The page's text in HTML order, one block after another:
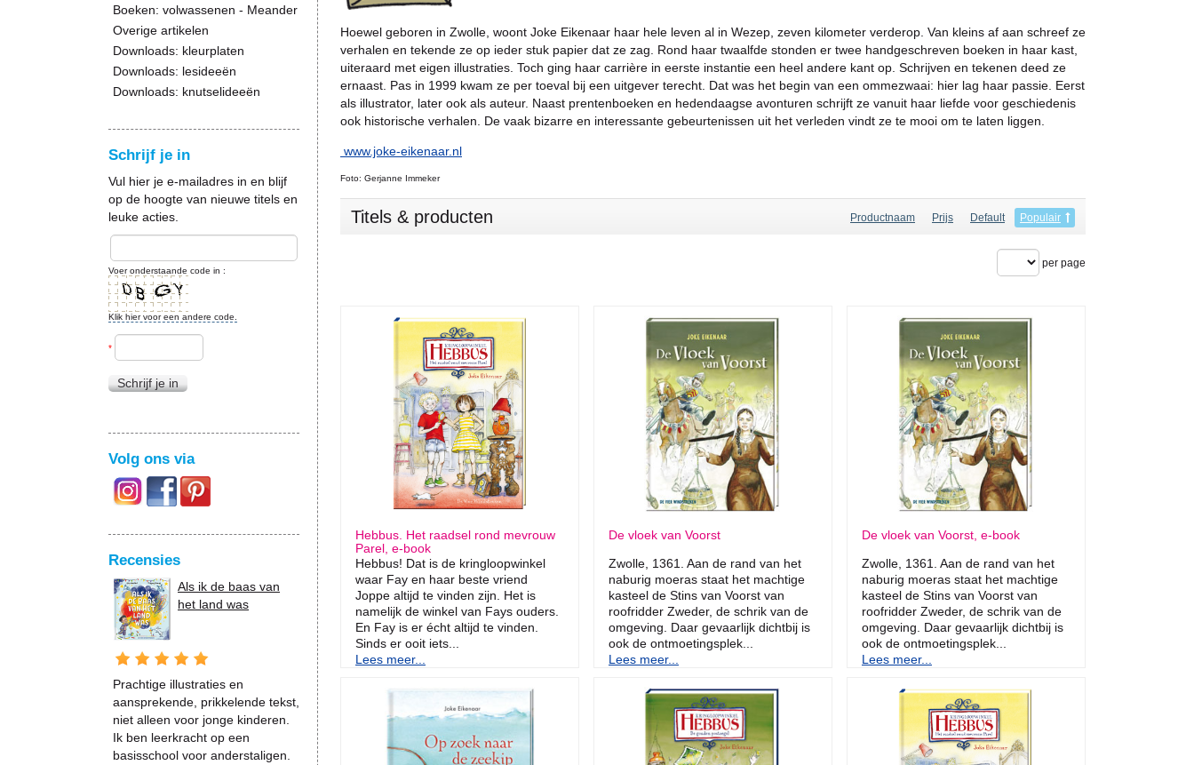
Hoewel geboren in Zwolle, woont Joke Eikenaar haar hele leven al in Wezep, zeven kilometer verderop. Van kleins af aan schreef ze
verhalen en tekende ze op ieder stuk papier dat ze zag. Rond haar twaalfde stonden er twee handgeschreven boeken in haar kast,
uiteraard met eigen illustraties. Toch ging haar carrière in eerste instantie een heel andere kant op. Schrijven en tekenen deed ze
ernaast. Pas in 1999 kwam ze per toeval bij een uitgever terecht. Dat was het begin van een ommezwaai: hier lag haar passie. Eerst
als illustrator, later ook als auteur. Naast prentenboeken en hedendaagse avonturen schrijft ze vanuit haar liefde voor geschiedenis
ook historische verhalen. De vaak bizarre en interessante gebeurtenissen uit het verleden vindt ze te mooi om te laten liggen.
www.joke-eikenaar.nl
Foto: Gerjanne Immeker
Titels & producten Productnaam Prijs Default Populair
per page
Hebbus. Het raadsel rond mevrouw
Parel, e-book
Hebbus! Dat is de kringloopwinkel
waar Fay en haar beste vriend
Joppe altijd te vinden zijn. Het is
namelijk de winkel van Fays ouders.
En Fay is er écht altijd te vinden.
Sinds er ooit iets...
Lees meer...
De vloek van Voorst
Zwolle, 1361. Aan de rand van het
naburig moeras staat het machtige
kasteel de Stins van Voorst van
roofridder Zweder, de schrik van de
omgeving. Daar gevaarlijk dichtbij is
ook de ontmoetingsplek...
Lees meer...
De vloek van Voorst, e-book
Zwolle, 1361. Aan de rand van het
naburig moeras staat het machtige
kasteel de Stins van Voorst van
roofridder Zweder, de schrik van de
omgeving. Daar gevaarlijk dichtbij is
ook de ontmoetingsplek...
Lees meer...
Boeken: volwassenen - Meander
Overige artikelen
Downloads: kleurplaten
Downloads: lesideeën
Downloads: knutselideeën
Schrijf je in
Vul hier je e-mailadres in en blijf
op de hoogte van nieuwe titels en
leuke acties.
Voer onderstaande code in :
Klik hier voor een andere code.
*
Schrijf je in
Volg ons via
Recensies
Als ik de baas van
het land was
Prachtige illustraties en
aansprekende, prikkelende tekst,
niet alleen voor jonge kinderen.
Ik ben leerkracht op een
basisschool voor anderstaligen.